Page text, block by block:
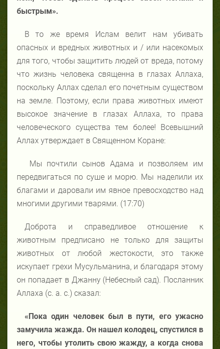
быстрым».
В то же время Ислам велит нам убивать
опасных и вредных животных и / или насекомых
для того, чтобы защитить людей от вреда, потому
что жизнь человека священна в глазах Аллаха,
поскольку Аллах сделал его почетным существом
на земле. Поэтому, если права животных имеют
высокое значение в глазах Аллаха, то права
человеческого существа тем более! Всевышний
Аллах утверждает в Священном Коране:
Мы почтили сынов Адама и позволяем им
передвигаться по суше и морю. Мы наделили их
благами и даровали им явное превосходство над
многими другими тварями. (17:70)
Доброта и справедливое отношение к
животным предписано не только для защиты
животных от любой жестокости, это также
искупает грехи Мусульманина, и благодаря этому
он попадает в Джанну (Небесный сад). Посланник
Аллаха (с. а. с.) сказал:
«Покаодин человекбыл в пути, его ужасно
замучила жажда. Он нашел колодец, спустился в
него, чтобы утолить свою жажду, а когда снова